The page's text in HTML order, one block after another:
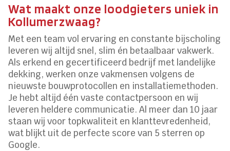
Wat maakt onze loodgieters uniek in
Kollumerzwaag?
Met een team vol ervaring en constante bijscholing
leveren wij altijd snel, slim én betaalbaar vakwerk.
Als erkend en gecertificeerd bedrijf met landelijke
dekking, werken onze vakmensen volgens de
nieuwste bouwprotocollen en installatiemethoden.
Je hebt altijd één vaste contactpersoon en wij
leveren heldere communicatie. Al meer dan 10 jaar
staan wij voor topkwaliteit en klanttevredenheid,
wat blijkt uit de perfecte score van 5 sterren op
Google.